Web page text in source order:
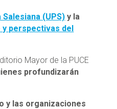
(UPS) y la
y perspectivas del
Mayor de la PUCE
profundizarán
y las organizaciones